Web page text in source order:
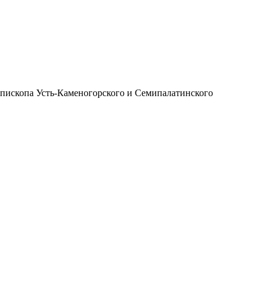
Усть-Каменогорского и Семипалатинского